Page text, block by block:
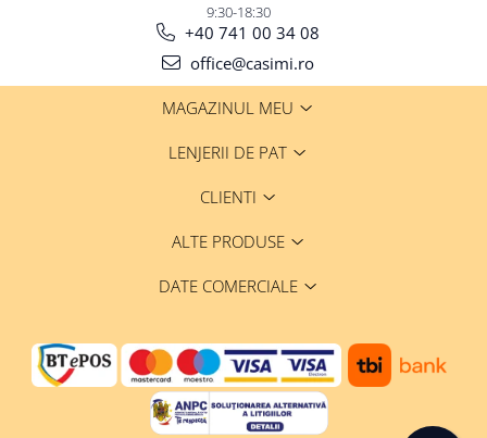
9:30-18:30
+40 741 00 34 08
office@casimi.ro
MAGAZINUL MEU
LENJERII DE PAT
CLIENTI
ALTE PRODUSE
DATE COMERCIALE